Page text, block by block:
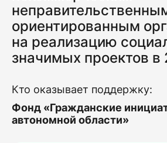
ориентированным
на реализацию
значимых проектов в
Кто оказывает поддержку:
Фонд «Гражданские
автономной области»